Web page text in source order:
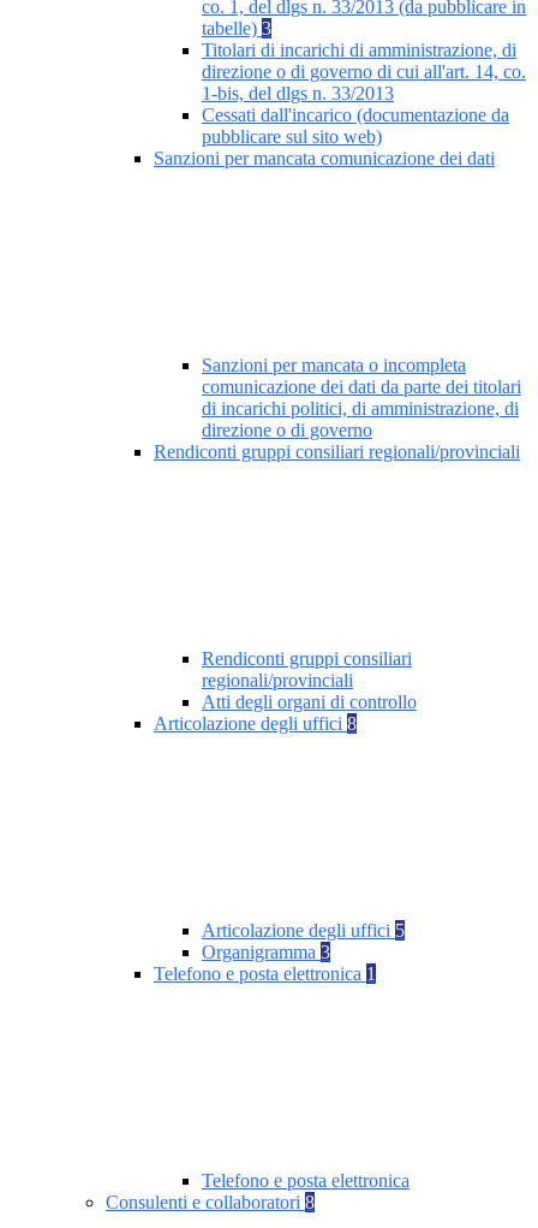
co. 1, del dlgs n. 33/2013 (da pubblicare in
tabelle) 3
Titolari di incarichi di amministrazione, di
direzione o di governo di cui all'art. 14, co.
1-bis, del dlgs n. 33/2013
Cessati dall'incarico (documentazione da
pubblicare sul sito web)
Sanzioni per mancata comunicazione dei dati
Sanzioni per mancata o incompleta
comunicazione dei dati da parte dei titolari
di incarichi politici, di amministrazione, di
direzione o di governo
Rendiconti gruppi consiliari regionali/provinciali
Rendiconti gruppi consiliari
regionali/provinciali
Atti degli organi di controllo
Articolazione degli uffici 8
Articolazione degli uffici 5
Organigramma 3
Telefono e posta elettronica 1
Telefono e posta elettronica
Consulenti e collaboratori 8